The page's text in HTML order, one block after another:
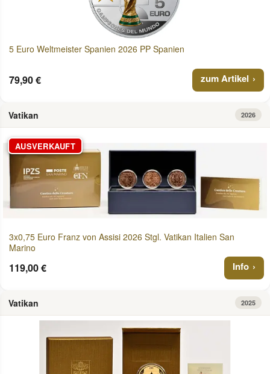
5 Euro Weltmeister Spanien 2026 PP Spanien
79,90 € zum Artikel
Vatikan 2026
AUSVERKAUFT
3x0,75 Euro Franz von Assisi 2026 Stgl. Vatikan Italien San
Marino
119,00 € Info
Vatikan 2025